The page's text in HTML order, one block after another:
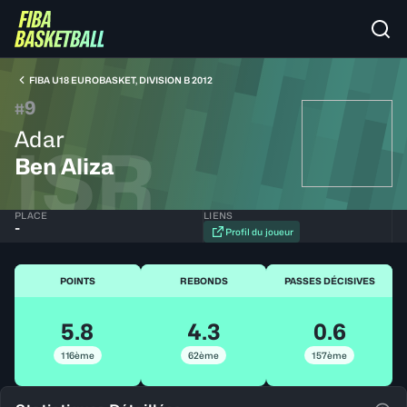
FIBA U18 EUROBASKET, DIVISION B 2012
#9
Adar
Ben Aliza
ISR
PLACE
-
LIENS
Profil du joueur
POINTS
5.8
116ème
REBONDS
4.3
62ème
PASSES DÉCISIVES
0.6
157ème